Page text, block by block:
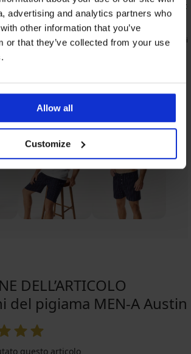
advertising and analytics partners who
other information that you’ve
or that they’ve collected from your use
Allow all
Customize
WELCOME20
Slip
larghi
11,99 €
collezione
DELL’ARTICOLO
del pigiama MEN-A Austin
questo articolo